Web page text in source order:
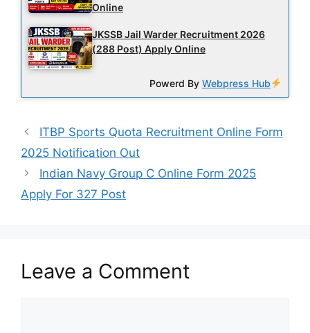
Online
JKSSB Jail Warder Recruitment 2026
(288 Post) Apply Online
Powerd ByWebpress Hub
ITBP Sports Quota Recruitment Online Form
2025 Notification Out
Indian Navy Group C Online Form 2025
Apply For 327 Post
Leave a Comment